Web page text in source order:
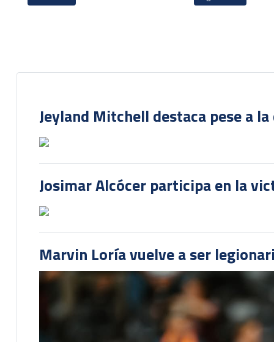
Jeyland Mitchell destaca pese a
Josimar Alcócer participa en la
Marvin Loría vuelve a ser